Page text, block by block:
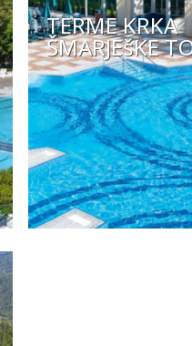
TERME KRKA
ŠMARJEšKE